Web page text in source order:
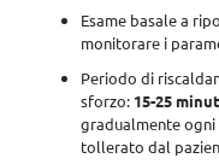
Esame basale a
monitorare i
Periodo di
sforzo: 15-25
gradualmente
tollerato dal